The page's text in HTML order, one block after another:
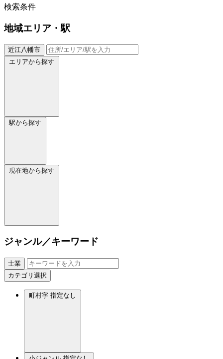
検索条件
地域エリア・駅
近江八幡市
エリアから探す
駅から探す
現在地から探す
ジャンル／キーワード
士業
カテゴリ選択
町村字 指定なし